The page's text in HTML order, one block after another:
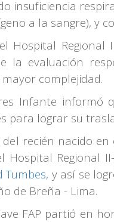
insuficiencia
a la sangre), y
Hospital Regional
la evaluación
complejidad.
Infante
para lograr su
recién nacido
Hospital Regional
Tumbes, y así se
de Breña - Lima.
FAP partió en